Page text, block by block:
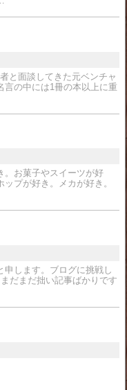
と面談してきた元ベンチャ
言の中には1冊の本以上に重
。お菓子やスイーツが好
プが好き。メカが好き。
申します。ブログに挑戦し
だまだ拙い記事ばかりです